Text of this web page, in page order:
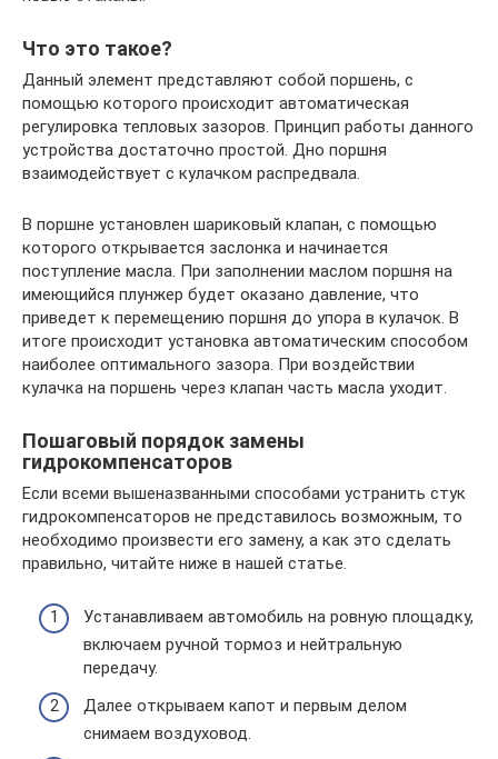
Что это такое?
Данный элемент представляют собой поршень, с
помощью которого происходит автоматическая
регулировка тепловых зазоров. Принцип работы данного
устройства достаточно простой. Дно поршня
взаимодействует с кулачком распредвала.
В поршне установлен шариковый клапан, с помощью
которого открывается заслонка и начинается
поступление масла. При заполнении маслом поршня на
имеющийся плунжер будет оказано давление, что
приведет к перемещению поршня до упора в кулачок. В
итоге происходит установка автоматическим способом
наиболее оптимального зазора. При воздействии
кулачка на поршень через клапан часть масла уходит.
Пошаговый порядок замены
гидрокомпенсаторов
Если всеми вышеназванными способами устранить стук
гидрокомпенсаторов не представилось возможным, то
необходимо произвести его замену, а как это сделать
правильно, читайте ниже в нашей статье.
Устанавливаем автомобиль на ровную площадку,
включаем ручной тормоз и нейтральную
передачу.
Далее открываем капот и первым делом
снимаем воздуховод.